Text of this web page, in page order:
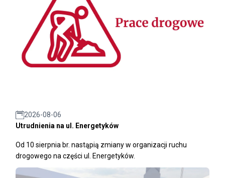
2026-08-06
Utrudnienia na ul. Energetyków
Od 10 sierpnia br. nastąpią zmiany w organizacji ruchu
drogowego na części ul. Energetyków.